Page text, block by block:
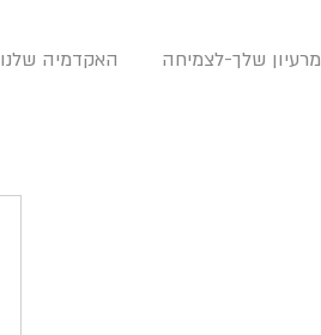
האקדמיה שלנו מרעיון שלך-לצמיחה